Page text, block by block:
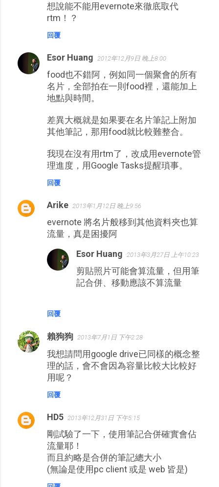
想說能不能用evernote來徹底取代
rtm！？
回覆
Esor Huang 2012年12月9日 晚上8:00
food也不錯阿，例如同一個聚會的所有
名片，全部拍在一則food裡，還能加上
地點與時間。
差異大概就是如果要在名片筆記上附加
其他筆記，那用food就比較難整合。
我現在沒有用rtm了，改成用evernote管
理進度，用Google Tasks提醒瑣事。
回覆
Arike 2013年1月12日 晚上9:56
evernote 將名片般移到其他資料夾也算
流量，真是困擾阿
回覆
Esor Huang 2013年3月27日 上午10:23
剪貼照片可能會算流量，但用筆
記合併、移動應該不算流量
賴狗狗 2013年7月1日 下午2:28
我想請問用google drive已同樣的概念整
理的話，會不會因為容量比較大比較好
用呢？
回覆
HD5 2013年12月31日 下午5:15
剛試驗了一下，使用筆記合併確實會佔
流量耶！
而且約略是合併的筆記總大小
(無論是使用pc client 或是 web 皆是)